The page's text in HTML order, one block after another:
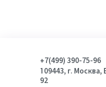
+7(499) 390-75-96
109443, г. Москва,
92